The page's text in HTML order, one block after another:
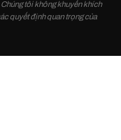
tôi không khuyến khích
quyết định quan trọng của